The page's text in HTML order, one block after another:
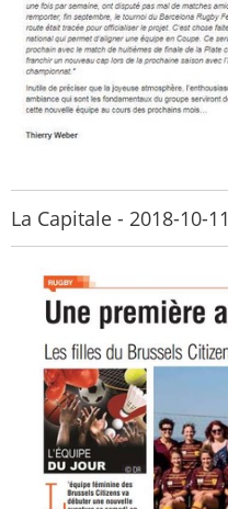
La Capitale - 2018-10-11